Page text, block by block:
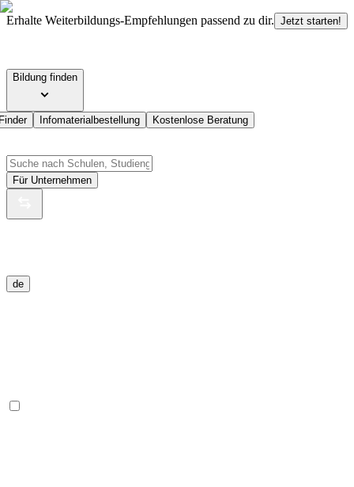
Erhalte Weiterbildungs-Empfehlungen passend zu dir. Jetzt starten!
Bildung finden
Infomaterialbestellung Kostenlose Beratung
Für Unternehmen
de